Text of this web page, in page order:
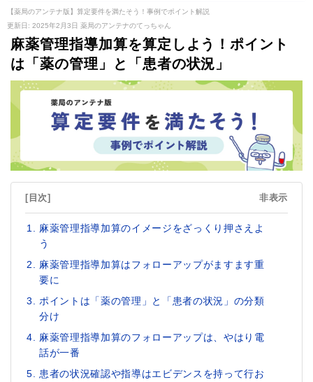
【薬局のアンテナ版】算定要件を満たそう！事例でポイント解説
更新日: 2025年2月3日 薬局のアンテナのてっちゃん
麻薬管理指導加算を算定しよう！ポイント
は「薬の管理」と「患者の状況」
[目次] 非表示
麻薬管理指導加算のイメージをざっくり押さえよ
う
麻薬管理指導加算はフォローアップがますます重
要に
ポイントは「薬の管理」と「患者の状況」の分類
分け
麻薬管理指導加算のフォローアップは、やはり電
話が一番
患者の状況確認や指導はエビデンスを持って行お